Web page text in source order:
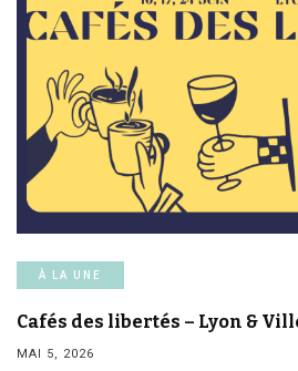
À LA UNE
Cafés des libertés – Lyon &
MAI 5, 2026